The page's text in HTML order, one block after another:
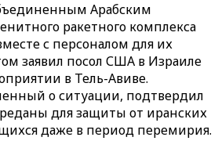
Арабским
ракетного комплекса
с персоналом для их
заявил посол США в Израиле
в Тель-Авиве.
о ситуации, подтвердил
для защиты от иранских
даже в период перемирия.